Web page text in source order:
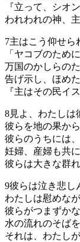
『立って、シオ
われわれの神、
7主はこう仰せら
「ヤコブのため
万国のかしらの
告げ示し、ほめ
『主はその民イ
8見よ、わたしは
彼らを地の果から
彼らのうちには
妊婦、産婦も共に
彼らは大きな群
9彼らは泣き悲し
わたしは慰めな
彼らがつまずか
水の流れのそば
それは、わたし